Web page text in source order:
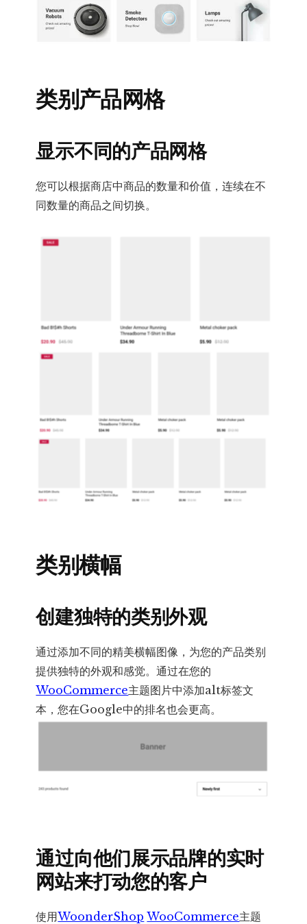
类别产品网格
显示不同的产品网格
您可以根据商店中商品的数量和价值，连续在不
同数量的商品之间切换。
类别横幅
创建独特的类别外观
通过添加不同的精美横幅图像，为您的产品类别
提供独特的外观和感觉。通过在您的
WooCommerce主题图片中添加alt标签文
本，您在Google中的排名也会更高。
通过向他们展示品牌的实时
网站来打动您的客户
使用WoonderShop WooCommerce主题